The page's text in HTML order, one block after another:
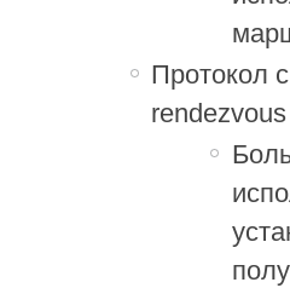
Протокол